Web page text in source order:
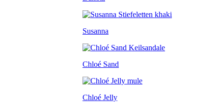
Susanna
Chloé Sand
Chloé Jelly